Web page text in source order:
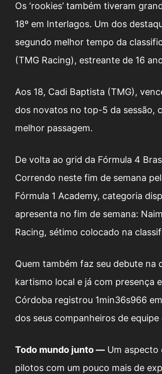
Os ‘rookies’ também tiveram
18º em Interlagos. Um dos
segundo melhor tempo da
(TMG Racing), estreante de 16
Aos 18, Cadi Baptista (TMG),
dos novatos no top-5 da sessão,
melhor passagem.
De volta ao grid da Fórmula 4
Correndo neste fim de semana
Fórmula 1 Academy, categoria
apresenta no fim de semana:
Racing, sétimo colocado na
Quem também faz seu debute na
kartismo local e já com presença
Córdoba registrou 1min36s966
dos seus companheiros de
Todo mundo junto — Um aspecto
pilotos com um pouco mais de